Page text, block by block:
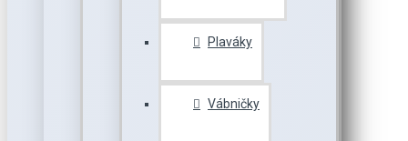
Plaváky
Vábničky